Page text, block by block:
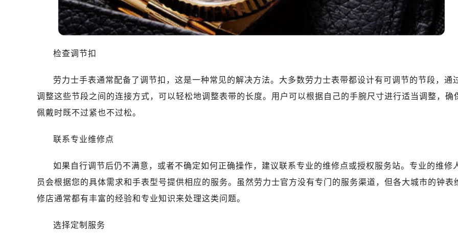
沈阳市沈河区中街路137号亨得利名表服务中心（品牌授权店）1层整层（需提前预约）
沈阳市沈河区中街路83号亨得利名表服务中心（品牌授权店）1层整层（需提前预约）
乌鲁木齐市天山区红山路26号时代广场（CCMALL）C座17层17-B（需提前预约）
温州市鹿城区锦绣路1067号置信广场10层1015室（需提前预约）
大连市中山区人民路15号国际金融大厦7层G室（需提前预约）
佛山市禅城区季华五路57号万科金融中心C座12层1205室（需提前预约）
南通市崇川区工农路57号圆融广场写字楼16层1603室（需提前预约）
武汉市江汉区解放大道686号世界贸易大厦38层09室（需提前预约）
南宁市青秀区金湖路59号地王大厦12楼1224室（需提前预约）
青岛市南区山东路6号华润大厦B座22层04室（需提前预约）
检查调节扣
劳力士手表通常配备了调节扣，这是一种常见的解决方法。大多数劳力士表带都设计有可调节的节段，通
调整这些节段之间的连接方式，可以轻松地调整表带的长度。用户可以根据自己的手腕尺寸进行适当调整，确
佩戴时既不过紧也不过松。
联系专业维修点
如果自行调节后仍不满意，或者不确定如何正确操作，建议联系专业的维修点或授权服务站。专业的维修
员会根据您的具体需求和手表型号提供相应的服务。虽然劳力士官方没有专门的服务渠道，但各大城市的钟表
修店通常都有丰富的经验和专业知识来处理这类问题。
选择定制服务